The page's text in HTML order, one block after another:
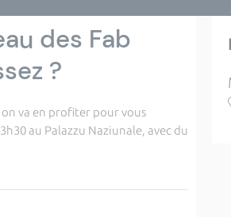
des Fab
?
on va en profiter pour vous
au Palazzu Naziunale, avec du